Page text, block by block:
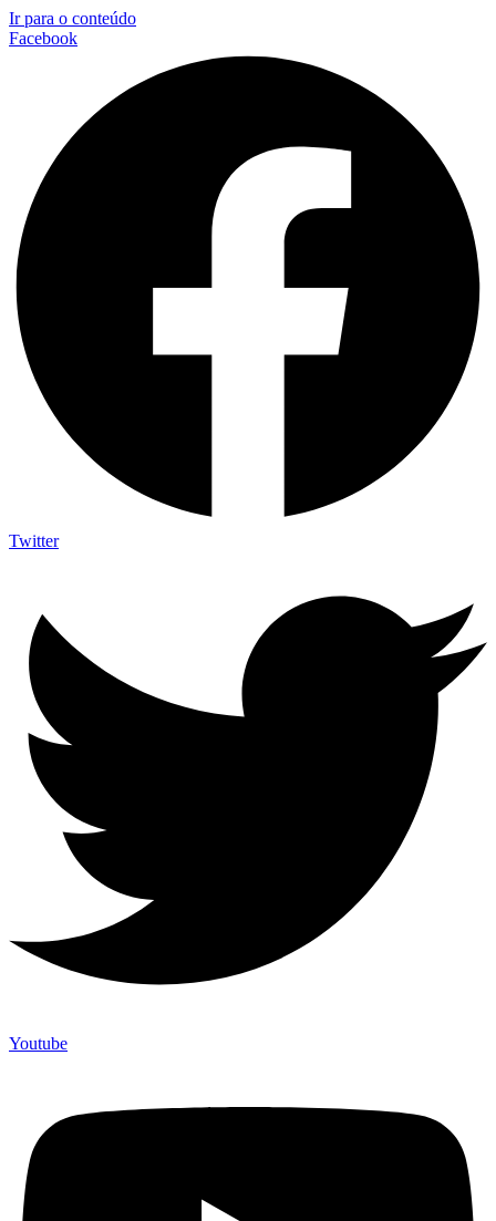
Ir para o conteúdo
Facebook
Twitter
Youtube